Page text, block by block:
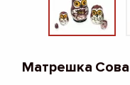
Матрешка Сова